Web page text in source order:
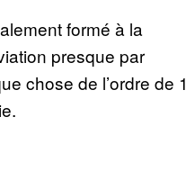
formé à la
presque par
chose de l’ordre de 1